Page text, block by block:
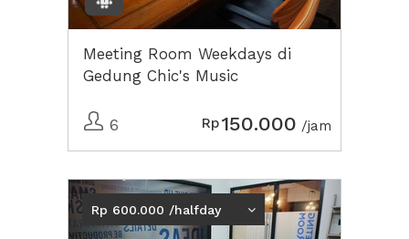
Meeting Room Weekdays di
Gedung Chic's Music
6 Rp150.000 /jam
Previous Next2
Rp 600.000 /halfday